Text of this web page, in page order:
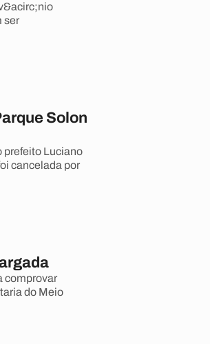
ser
Solon
prefeito Luciano
cancelada por
comprovar
do Meio